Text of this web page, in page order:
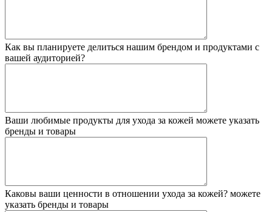
Как вы планируете делиться нашим брендом и продуктами с
вашей аудиторией?
Ваши любимые продукты для ухода за кожей можете указать
бренды и товары
Каковы ваши ценности в отношении ухода за кожей? можете
указать бренды и товары